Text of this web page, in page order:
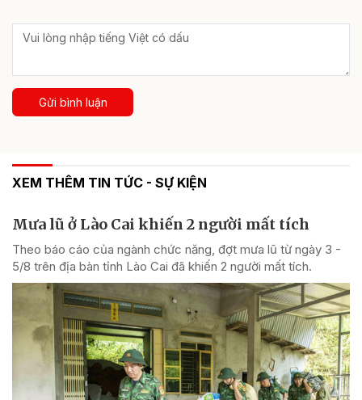
Gửi bình luận
XEM THÊM TIN TỨC - SỰ KIỆN
Mưa lũ ở Lào Cai khiến 2 người mất tích
Theo báo cáo của ngành chức năng, đợt mưa lũ từ ngày 3 -
5/8 trên địa bàn tỉnh Lào Cai đã khiến 2 người mất tích.